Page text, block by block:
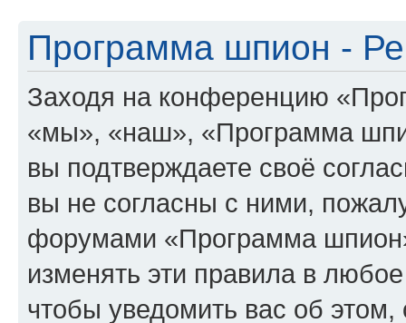
Программа шпион -
Заходя на конференцию
«мы», «наш», «Программа
вы подтверждаете своё
вы не согласны с ними,
форумами «Программа
изменять эти правила в
чтобы уведомить вас об